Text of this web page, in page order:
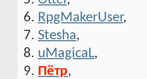
RpgMakerUser,
Stesha,
uMagicaL,
Пётр,